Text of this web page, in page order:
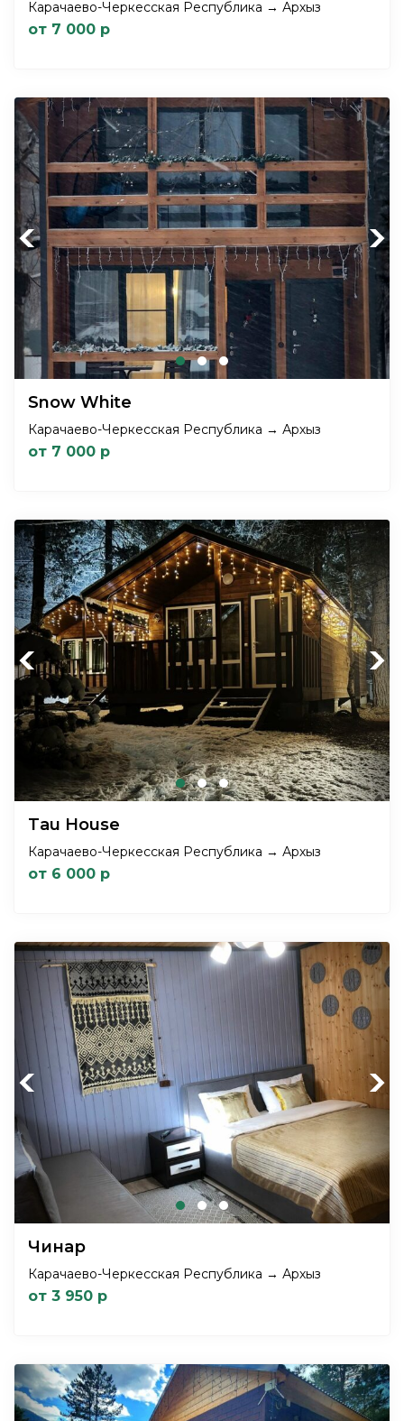
Карачаево-Черкесская Республика → Архыз
от 7 000 р
Previous Next
Snow White
Карачаево-Черкесская Республика → Архыз
от 7 000 р
Previous Next
Tau House
Карачаево-Черкесская Республика → Архыз
от 6 000 р
Previous Next
Чинар
Карачаево-Черкесская Республика → Архыз
от 3 950 р